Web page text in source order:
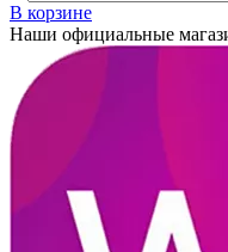
В корзине
Наши официальные